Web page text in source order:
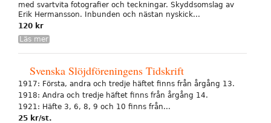
med svartvita fotografier och teckningar. Skyddsomslag av
Erik Hermansson. Inbunden och nästan nyskick...
120 kr
Läs mer
Svenska Slöjdföreningens Tidskrift
1917: Första, andra och tredje häftet finns från årgång 13.
1918: Andra och tredje häftet finns från årgång 14.
1921: Häfte 3, 6, 8, 9 och 10 finns från...
25 kr/st.